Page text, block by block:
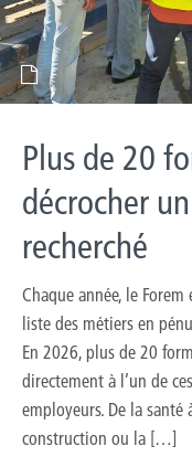
Plus de 20
décrocher
recherché
Chaque année, le
liste des métiers en
En 2026, plus de 20
directement à l’un de
employeurs. De la santé
construction ou la […]